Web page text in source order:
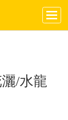
/水龍